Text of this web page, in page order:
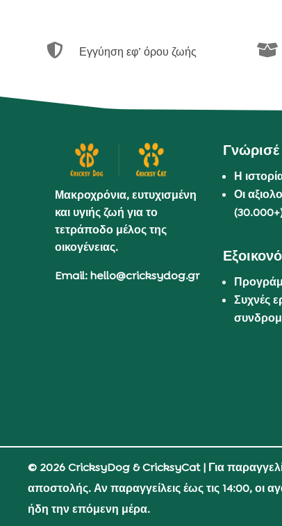
 Εγγύηση εφ’ όρου ζωής 
Μακροχρόνια, ευτυχισμένη
και υγιής ζωή για το
τετράποδο μέλος της
οικογένειας.
Email: hello@cricksydog.gr
Γνώρισέ
Η
Οι
Συχνές
© 2026 CricksyDog & CricksyCat| Για
αποστολής. Αν παραγγείλεις έως τις 14:00, οι
ήδη την επόμενη μέρα.